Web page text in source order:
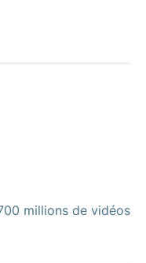
millions de vidéos